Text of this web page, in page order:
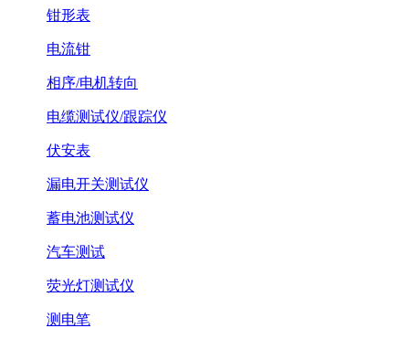
钳形表
电流钳
相序/电机转向
电缆测试仪/跟踪仪
伏安表
漏电开关测试仪
蓄电池测试仪
汽车测试
荧光灯测试仪
测电笔